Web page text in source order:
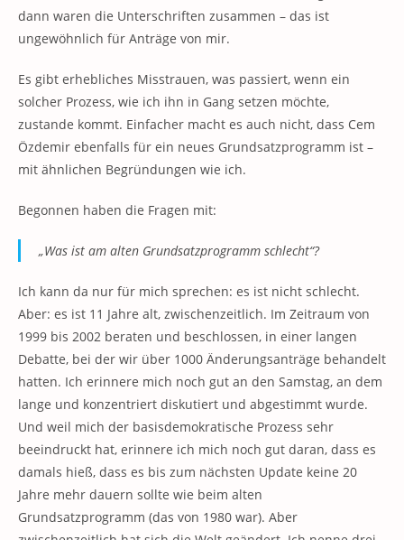
dann waren die Unterschriften zusammen – das ist
ungewöhnlich für Anträge von mir.
Es gibt erhebliches Misstrauen, was passiert, wenn ein
solcher Prozess, wie ich ihn in Gang setzen möchte,
zustande kommt. Einfacher macht es auch nicht, dass Cem
Özdemir ebenfalls für ein neues Grundsatzprogramm ist –
mit ähnlichen Begründungen wie ich.
Begonnen haben die Fragen mit:
„Was ist am alten Grundsatzprogramm schlecht“?
Ich kann da nur für mich sprechen: es ist nicht schlecht.
Aber: es ist 11 Jahre alt, zwischenzeitlich. Im Zeitraum von
1999 bis 2002 beraten und beschlossen, in einer langen
Debatte, bei der wir über 1000 Änderungsanträge behandelt
hatten. Ich erinnere mich noch gut an den Samstag, an dem
lange und konzentriert diskutiert und abgestimmt wurde.
Und weil mich der basisdemokratische Prozess sehr
beeindruckt hat, erinnere ich mich noch gut daran, dass es
damals hieß, dass es bis zum nächsten Update keine 20
Jahre mehr dauern sollte wie beim alten
Grundsatzprogramm (das von 1980 war). Aber